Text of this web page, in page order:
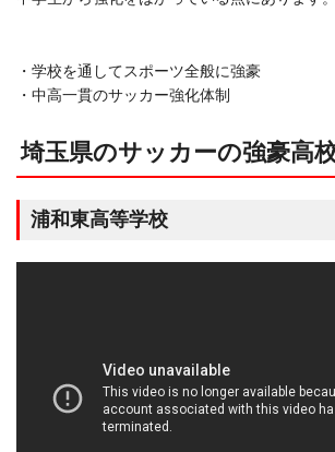
・学校を通してスポーツ全般に強豪
・中高一貫のサッカー強化体制
埼玉県のサッカーの強豪高
浦和東高等学校